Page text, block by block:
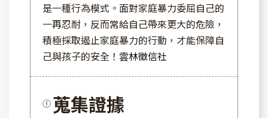
是一種行為模式。面對家庭暴力委屈自己的
一再忍耐，反而常給自己帶來更大的危險，
積極採取遏止家庭暴力的行動，才能保障自
己與孩子的安全！ 雲林徵信社
蒐集證據